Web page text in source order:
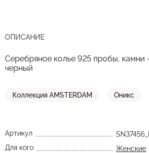
ОПИСАНИЕ
Серебряное колье 925 пробы, камни
черный
Коллекция AMSTERDAM Оникс
Артикул
Для кого
Женские